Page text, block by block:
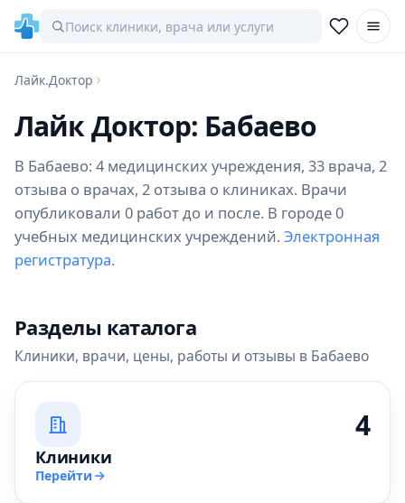
Лайк.Доктор
Лайк Доктор: Бабаево
В Бабаево: 4 медицинских учреждения, 33 врача, 2
отзыва о врачах, 2 отзыва о клиниках. Врачи
опубликовали 0 работ до и после. В городе 0
учебных медицинских учреждений. Электронная
регистратура.
Разделы каталога
Клиники, врачи, цены, работы и отзывы в Бабаево
4
Клиники
Перейти